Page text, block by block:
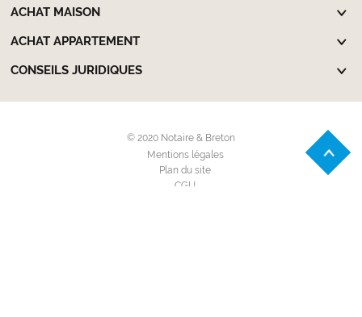
ACHAT MAISON
ACHAT APPARTEMENT
CONSEILS JURIDIQUES
© 2020 Notaire & Breton
Mentions légales
Plan du site
CGU